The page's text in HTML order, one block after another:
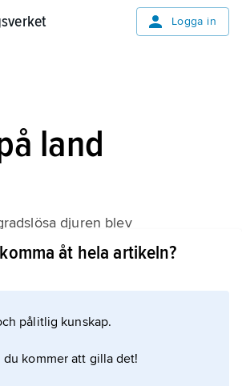
Logga in
land
djuren blev
en viktig grupp, och
med de blomväxter
utveckling och spridning
åt hela artikeln?
pålitlig kunskap.
du kommer att gilla det!